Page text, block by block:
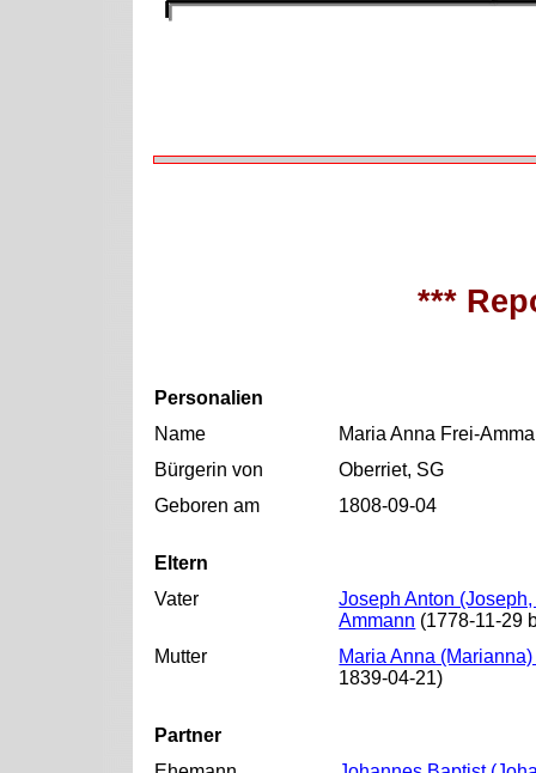
***
Personalien
Name
Maria Anna Frei-
Bürgerin von
Oberriet, SG
Geboren am
1808-09-04
Eltern
Vater
Joseph Anton
Ammann (1778-11-29
Mutter
Maria Anna
1839-04-21)
Partner